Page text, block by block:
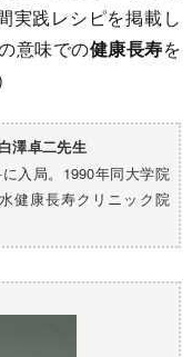
実践レシピを掲載し
意味での健康長寿を
澤卓二先生
入局。1990年同大学院
健康長寿クリニック院